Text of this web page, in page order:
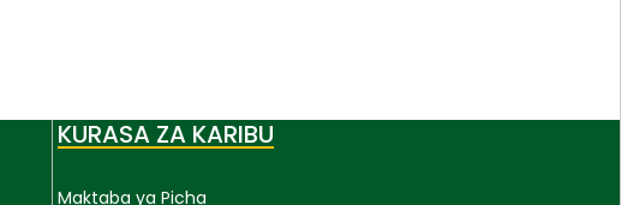
KURASA ZA KARIBU
Maktaba ya Picha